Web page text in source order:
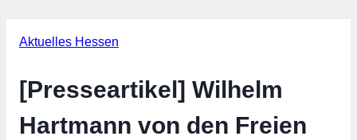
Aktuelles Hessen
[Presseartikel] Wilhelm
Hartmann von den Freien